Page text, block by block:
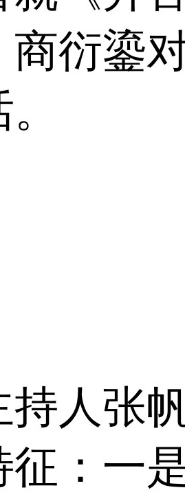
商衍鎏
张帆
征：一